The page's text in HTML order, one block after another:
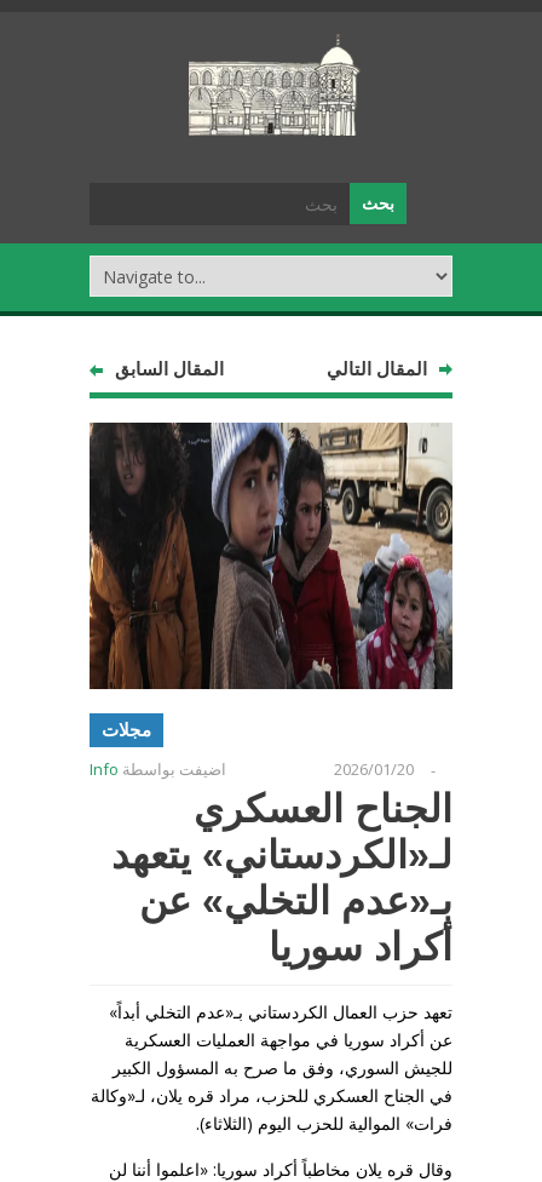
المقال السابق المقال التالي
مجلات
اضيفت بواسطة Info -
2026/01/20
الجناح العسكري
لـ«الكردستاني» يتعهد
بـ«عدم التخلي» عن
أكراد سوريا
تعهد حزب العمال الكردستاني بـ«عدم التخلي أبداً»
عن أكراد سوريا في مواجهة العمليات العسكرية
للجيش السوري، وفق ما صرح به المسؤول الكبير
في الجناح العسكري للحزب، مراد قره يلان، لـ«وكالة
فرات» الموالية للحزب اليوم (الثلاثاء).
وقال قره يلان مخاطباً أكراد سوريا: «اعلموا أننا لن